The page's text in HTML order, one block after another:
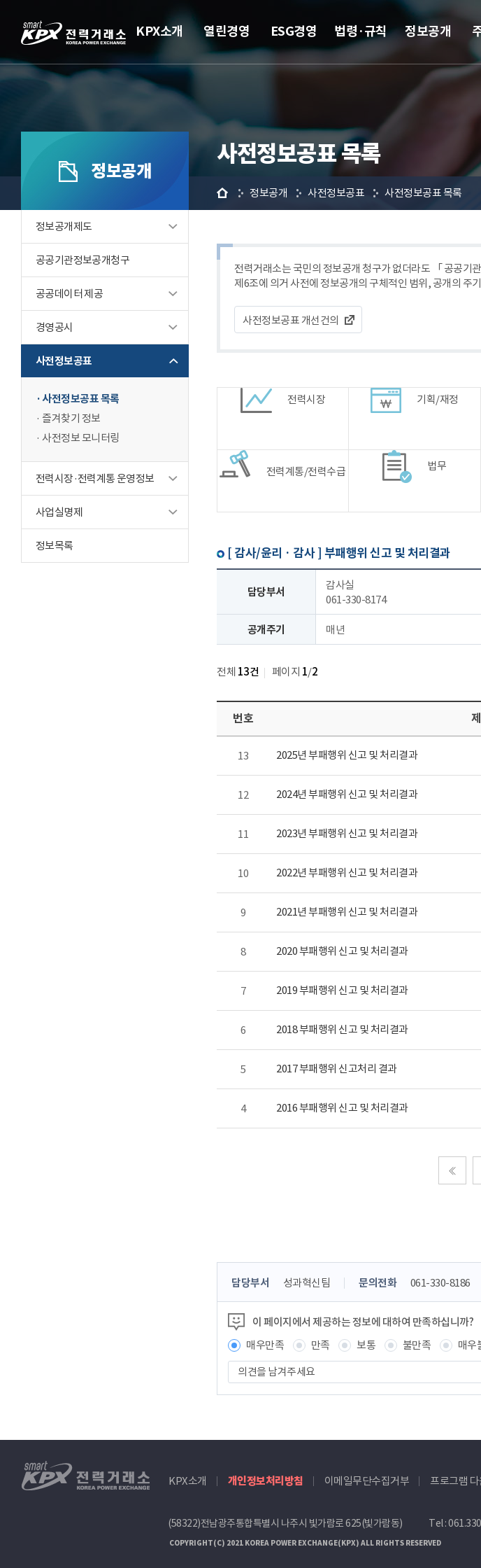
KPX소개 열린경영 ESG경영 법령·규칙 정보공개
정보공개
정보공개제도
공공기관정보공개청구
공공데이터 제공
경영공시
사전정보공표
사전정보공표 목록
즐겨찾기 정보
사전정보 모니터링
전력시장·전력계통 운영정보
사업실명제
정보목록
사전정보공표 목록
홈 정보공개 사전정보공표 사전정보공표 목록
전력거래소는 국민의 정보공개 청구가 없더라도 「 공공기
제6조에 의거 사전에 정보공개의 구체적인 범위, 공개의 주
사전정보공표 개선건의
전력시장
기획/재정
전력계통/전력수급 법무
[ 감사/윤리 · 감사 ] 부패행위 신고 및 처리결과
담당부서
감사실
061-330-8174
공개주기 매년
전체 13건 페이지 1/2
번호
13 2025년 부패행위 신고 및 처리결과
12 2024년 부패행위 신고 및 처리결과
11 2023년 부패행위 신고 및 처리결과
10 2022년 부패행위 신고 및 처리결과
9 2021년 부패행위 신고 및 처리결과
8 2020 부패행위 신고 및 처리결과
7 2019 부패행위 신고 및 처리결과
6 2018 부패행위 신고 및 처리결과
5 2017 부패행위 신고처리 결과
4 2016 부패행위 신고 및 처리결과
콘
츠
정
보
책
임
자
담당부서 성과혁신팀 문의전화 061-330-8186
이 페이지에서 제공하는 정보에 대하여 만족하십니까?
매우만족
만족 보통 불만족
매우
견
을
주
전
래
소
KPX소개 개인정보처리방침 이메일무단수집거부 프로그램
(58322)전남광주통합특별시 나주시 빛가람로 625(빛가람동) Tel :
COPYRIGHT(C) 2021 KOREA POWER EXCHANGE(KPX) ALL RIGHTS RESERVED